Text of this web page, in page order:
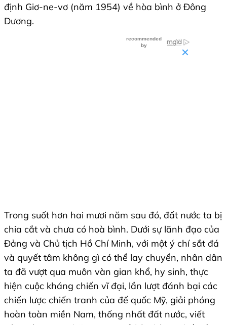
định Giơ-ne-vơ (năm 1954) về hòa bình ở Đông
Dương.
Trong suốt hơn hai mươi năm sau đó, đất nước ta bị
chia cắt và chưa có hoà bình. Dưới sự lãnh đạo của
Đảng và Chủ tịch Hồ Chí Minh, với một ý chí sắt đá
và quyết tâm không gì có thể lay chuyển, nhân dân
ta đã vượt qua muôn vàn gian khổ, hy sinh, thực
hiện cuộc kháng chiến vĩ đại, lần lượt đánh bại các
chiến lược chiến tranh của đế quốc Mỹ, giải phóng
hoàn toàn miền Nam, thống nhất đất nước, viết